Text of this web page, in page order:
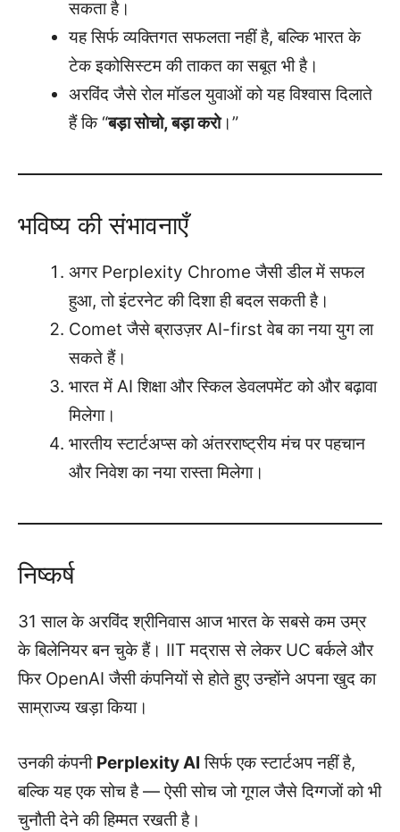
सकता है।
यह सिर्फ व्यक्तिगत सफलता नहीं है, बल्कि भारत के
टेक इकोसिस्टम की ताकत का सबूत भी है।
अरविंद जैसे रोल मॉडल युवाओं को यह विश्वास दिलाते
हैं कि “बड़ा सोचो, बड़ा करो।”
भविष्य की संभावनाएँ
अगर Perplexity Chrome जैसी डील में सफल
हुआ, तो इंटरनेट की दिशा ही बदल सकती है।
Comet जैसे ब्राउज़र AI-first वेब का नया युग ला
सकते हैं।
भारत में AI शिक्षा और स्किल डेवलपमेंट को और बढ़ावा
मिलेगा।
भारतीय स्टार्टअप्स को अंतरराष्ट्रीय मंच पर पहचान
और निवेश का नया रास्ता मिलेगा।
निष्कर्ष
31 साल के अरविंद श्रीनिवास आज भारत के सबसे कम उम्र
के बिलेनियर बन चुके हैं। IIT मद्रास से लेकर UC बर्कले और
फिर OpenAI जैसी कंपनियों से होते हुए उन्होंने अपना खुद का
साम्राज्य खड़ा किया।
उनकी कंपनी Perplexity AIसिर्फ एक स्टार्टअप नहीं है,
बल्कि यह एक सोच है — ऐसी सोच जो गूगल जैसे दिग्गजों को भी
चुनौती देने की हिम्मत रखती है।